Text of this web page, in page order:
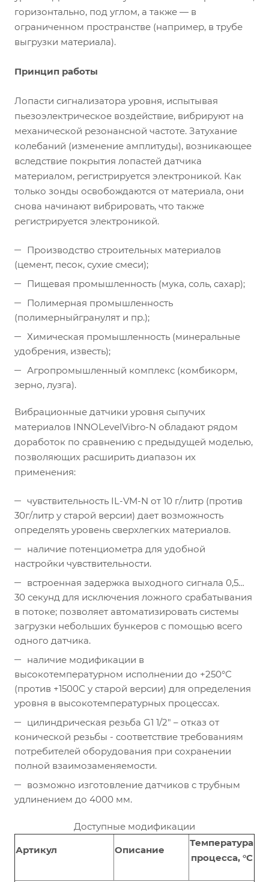
горизонтально, под углом, а также — в
ограниченном пространстве (например, в трубе
выгрузки материала).
Принцип работы
Лопасти сигнализатора уровня, испытывая
пьезоэлектрическое воздействие, вибрируют на
механической резонансной частоте. Затухание
колебаний (изменение амплитуды), возникающее
вследствие покрытия лопастей датчика
материалом, регистрируется электроникой. Как
только зонды освобождаются от материала, они
снова начинают вибрировать, что также
регистрируется электроникой.
Производство строительных материалов
(цемент, песок, сухие смеси);
Пищевая промышленность (мука, соль, сахар);
Полимерная промышленность
(полимерныйгранулят и пр.);
Химическая промышленность (минеральные
удобрения, известь);
Агропромышленный комплекс (комбикорм,
зерно, лузга).
Вибрационные датчики уровня сыпучих
материалов INNOLevelVibro-N обладают рядом
доработок по сравнению с предыдущей моделью,
позволяющих расширить диапазон их
применения:
чувствительность IL-VM-N от 10 г/литр (против
30г/литр у старой версии) дает возможность
определять уровень сверхлегких материалов.
наличие потенциометра для удобной
настройки чувствительности.
встроенная задержка выходного сигнала 0,5…
30 секунд для исключения ложного срабатывания
в потоке; позволяет автоматизировать системы
загрузки небольших бункеров с помощью всего
одного датчика.
наличие модификации в
высокотемпературном исполнении до +250°С
(против +1500С у старой версии) для определения
уровня в высокотемпературных процессах.
цилиндрическая резьба G1 1/2" – отказ от
конической резьбы - соответствие требованиям
потребителей оборудования при сохранении
полной взаимозаменяемости.
возможно изготовление датчиков с трубным
удлинением до 4000 мм.
Доступные модификации
Артикул Описание
Температура
процесса, °С